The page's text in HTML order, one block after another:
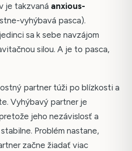
je takzvaná anxious-
vyhýbavá pasca).
sa k sebe navzájom
silou. A je to pasca,
partner túži po blízkosti a
Vyhýbavý partner je
jeho nezávislosť a
Problém nastane,
začne žiadať viac